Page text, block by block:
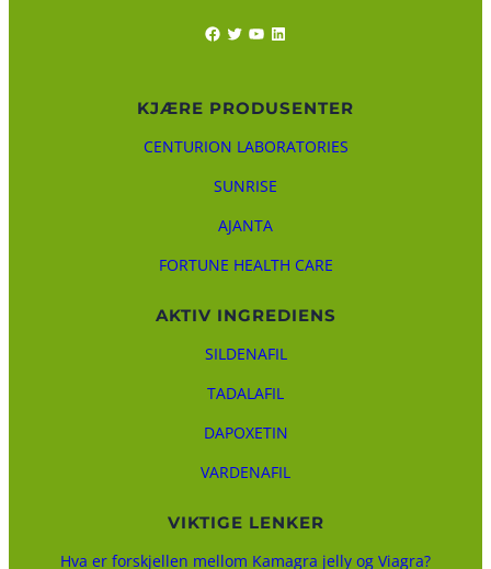
Facebook Twitter YouTube LinkedIn
KJÆRE PRODUSENTER
CENTURION LABORATORIES
SUNRISE
AJANTA
FORTUNE HEALTH CARE
AKTIV INGREDIENS
SILDENAFIL
TADALAFIL
DAPOXETIN
VARDENAFIL
VIKTIGE LENKER
Hva er forskjellen mellom Kamagra jelly og Viagra?